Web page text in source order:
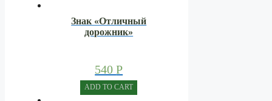
Знак «Отличный
дорожник»
540Р
ADD TO CART